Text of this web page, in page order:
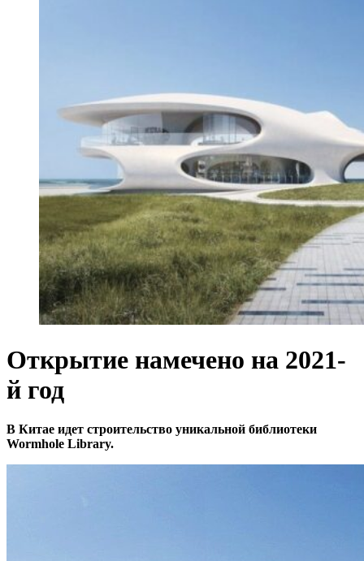
Открытие намечено на 2021-
й год
В Китае идет строительство уникальной библиотеки
Wormhole Library.